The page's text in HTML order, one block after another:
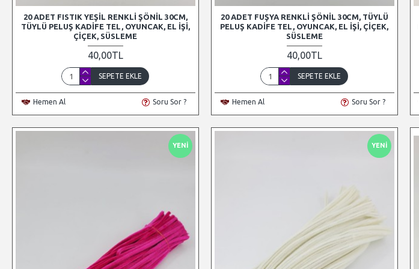
20 ADET FISTIK YEŞIL RENKLI ŞÖNIL 30CM,
TÜYLÜ PELUŞ KADIFE TEL, OYUNCAK, EL İŞI,
ÇIÇEK, SÜSLEME
40,00TL
SEPETE EKLE
Hemen Al Soru Sor ?
20 ADET FUŞYA RENKLI ŞÖNIL 30CM, TÜYLÜ
PELUŞ KADIFE TEL, OYUNCAK, EL İŞI, ÇIÇEK,
SÜSLEME
40,00TL
SEPETE EKLE
Hemen Al Soru Sor ?
YENI YENI